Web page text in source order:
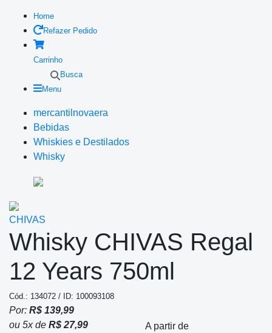
Home
Refazer Pedido
Carrinho
Busca
Menu
mercantilnovaera
Bebidas
Whiskies e Destilados
Whisky
CHIVAS
Whisky CHIVAS Regal
12 Years 750ml
Cód.: 134072 / ID: 100093108
Por: R$ 139,99
ou 5xde R$ 27,99
A partir de